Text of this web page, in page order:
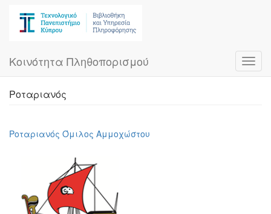
Κοινότητα Πληθοπορισμού
Ροταριανός
Ροταριανός Όμιλος Αμμοχώστου